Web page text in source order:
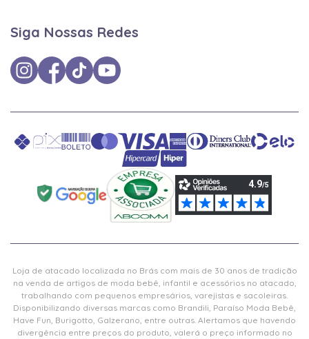
Siga Nossas Redes
Loja de atacado localizada no Brás com mais de 30 anos de tradição
na venda de artigos de moda bebê, infantil e acessórios no atacado,
trabalhando com pequenos empresários, varejistas e sacoleiras.
Disponibilizando diversas marcas como Brandili, Paraíso Moda Bebê,
Have Fun, Burigotto, Galzerano, entre outras. Alertamos que havendo
divergência entre preços do produto, valerá o preço informado no